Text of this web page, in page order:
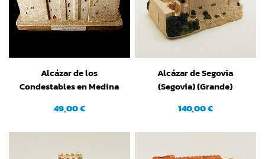
Alcázar de los
Condestables en Medina
49,00 €
Alcázar de Segovia
(Segovia) (Grande)
140,00 €